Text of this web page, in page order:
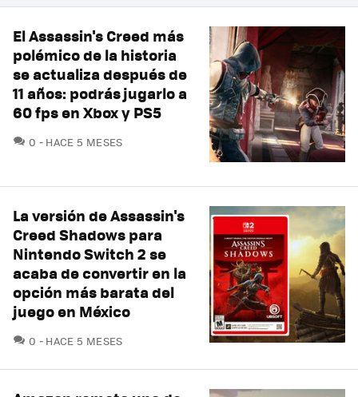
El Assassin's Creed más
polémico de la historia
se actualiza después de
11 años: podrás jugarlo a
60 fps en Xbox y PS5
0 COMENTARIOS
HACE 5 MESES
La versión de Assassin's
Creed Shadows para
Nintendo Switch 2 se
acaba de convertir en la
opción más barata del
juego en México
0 COMENTARIOS
HACE 5 MESES